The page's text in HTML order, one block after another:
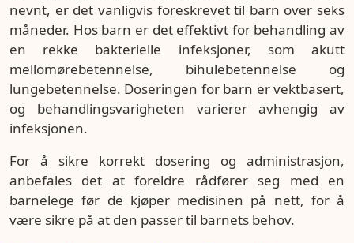
nevnt, er det vanligvis foreskrevet til barn over seks
måneder. Hos barn er det effektivt for behandling av
en rekke bakterielle infeksjoner, som akutt
mellomørebetennelse, bihulebetennelse og
lungebetennelse. Doseringen for barn er vektbasert,
og behandlingsvarigheten varierer avhengig av
infeksjonen.
For å sikre korrekt dosering og administrasjon,
anbefales det at foreldre rådfører seg med en
barnelege før de kjøper medisinen på nett, for å
være sikre på at den passer til barnets behov.